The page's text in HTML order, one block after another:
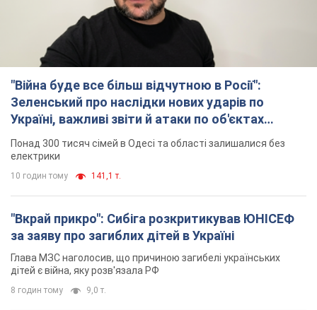
"Війна буде все більш відчутною в Росії":
Зеленський про наслідки нових ударів по
Україні, важливі звіти й атаки по об'єктах
ворога. Відео
Понад 300 тисяч сімей в Одесі та області залишалися без
електрики
10 годин тому 141,1 т.
"Вкрай прикро": Сибіга розкритикував ЮНІСЕФ
за заяву про загиблих дітей в Україні
Глава МЗС наголосив, що причиною загибелі українських
дітей є війна, яку розв'язала РФ
8 годин тому 9,0 т.